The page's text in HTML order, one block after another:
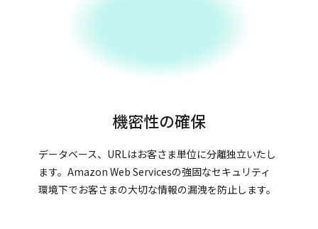
機密性の確保
データベース、URLはお客さま単位に分離独立いたし
ます。Amazon Web Servicesの強固なセキュリティ
環境下でお客さまの大切な情報の漏洩を防止します。